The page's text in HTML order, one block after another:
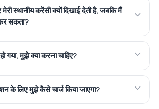
स्थानीय करेंसी क्यों दिखाई देती है, जबकि मैं
सकता?
गया, मुझे क्या करना चाहिए?
के लिए मुझे कैसे चार्ज किया जाएगा?